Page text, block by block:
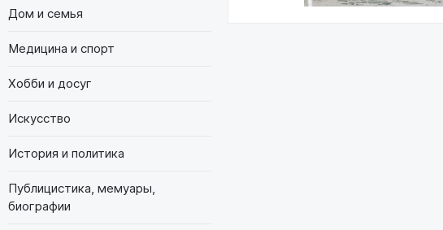
Дом и семья
Медицина и спорт
Хобби и досуг
Искусство
История и политика
Публицистика, мемуары,
биографии